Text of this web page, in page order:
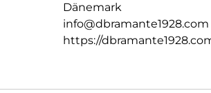
Dänemark
info@dbramante1928.com
https://